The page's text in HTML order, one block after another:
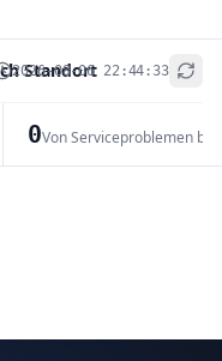
Standort
2026-08-06 22:44:33
0Von Serviceproblemen
+